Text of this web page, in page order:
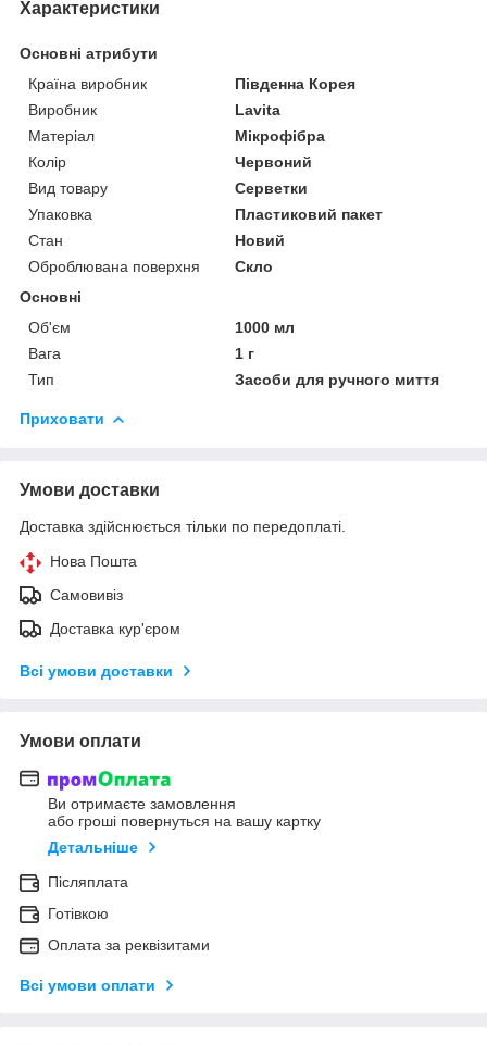
Характеристики
Основні атрибути
Країна виробник
Південна Корея
Виробник
Lavita
Матеріал
Мікрофібра
Колір
Червоний
Вид товару
Серветки
Упаковка
Пластиковий пакет
Стан
Новий
Оброблювана поверхня
Скло
Основні
Об'єм
1000 мл
Вага
1 г
Тип
Засоби для ручного миття
Приховати
Умови доставки
Доставка здійснюється тільки по передоплаті.
Нова Пошта
Самовивіз
Доставка кур'єром
Всі умови доставки
Умови оплати
Ви отримаєте замовлення
або гроші повернуться на вашу картку
Детальніше
Післяплата
Готівкою
Оплата за реквізитами
Всі умови оплати